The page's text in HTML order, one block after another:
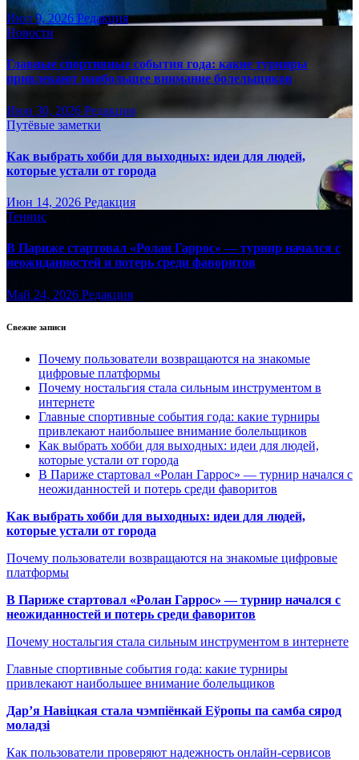
Июл 9, 2026 Редакция
Новости
Главные спортивные события года: какие турниры
привлекают наибольшее внимание болельщиков
Июн 30, 2026 Редакция
Путёвые заметки
Как выбрать хобби для выходных: идеи для людей,
которые устали от города
Июн 14, 2026 Редакция
Теннис
В Париже стартовал «Ролан Гаррос» — турнир начался с
неожиданностей и потерь среди фаворитов
Май 24, 2026 Редакция
Свежие записи
Почему пользователи возвращаются на знакомые
цифровые платформы
Почему ностальгия стала сильным инструментом в
интернете
Главные спортивные события года: какие турниры
привлекают наибольшее внимание болельщиков
Как выбрать хобби для выходных: идеи для людей,
которые устали от города
В Париже стартовал «Ролан Гаррос» — турнир начался с
неожиданностей и потерь среди фаворитов
Как выбрать хобби для выходных: идеи для людей,
которые устали от города
Почему пользователи возвращаются на знакомые цифровые
платформы
В Париже стартовал «Ролан Гаррос» — турнир начался с
неожиданностей и потерь среди фаворитов
Почему ностальгия стала сильным инструментом в интернете
Главные спортивные события года: какие турниры
привлекают наибольшее внимание болельщиков
Дар’я Навіцкая стала чэмпіёнкай Еўропы па самба сярод
моладзі
Как пользователи проверяют надежность онлайн-сервисов